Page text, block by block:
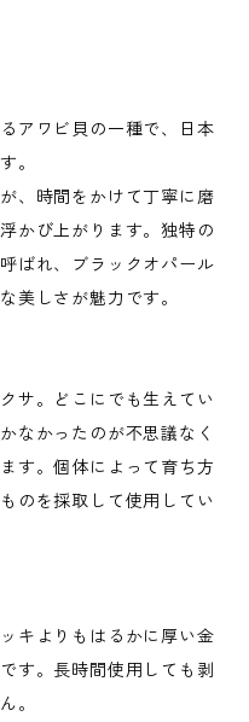
アワビ貝の一種で、日本
。
、時間をかけて丁寧に磨
かび上がります。独特の
ばれ、ブラックオパール
美しさが魅力です。
サ。どこにでも生えてい
なかったのが不思議なく
す。個体によって育ち方
のを採取して使用してい
キよりもはるかに厚い金
す。長時間使用しても剥
。